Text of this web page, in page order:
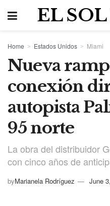
EL
Home Estados Unidos Miami
Nueva
conexión
autopista
95 norte
La obra del distribuidor
con cinco años de
byMarianela Rodríguez June